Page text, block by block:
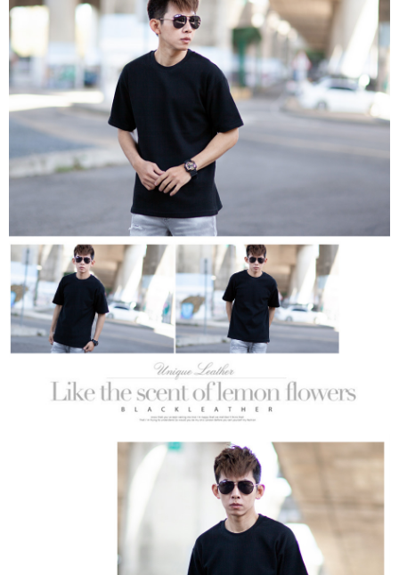
１．於結帳方式選擇「AFTEE先享後付」後，將跳轉至「AFTEE先享後付」
結帳頁面，進行簡訊認證並確認金額後，即可完成結帳。
２．訂單成立數日內，您將收到繳費通知簡訊。
３．收到繳費通知簡訊後14天內，點擊此簡訊中的連結，可透過四大超商／
ATM／網路銀行／等多元方式進行付款，方視為交易完成。
※ 請注意：結帳手續完成當下不需立刻繳費，但若您需要取消訂單，請聯絡
購買商品的店家。未經商家同意取消之訂單仍視為有效，需透過AFTEE先享
後付繳納相關費用。
※ 交易是否成功請以「AFTEE先享後付 」之結帳頁面顯示為準，若有關於
是否繳費成功／繳費後需取消欲退款等相關疑問，請聯繫「AFTEE先享後付
客戶支援中心」https://netprotections.freshdesk.com/support/home
１．透過由恩沛科技股份有限公司提供之「AFTEE先享後付」服務完成之交
易，需依本服務之必要範圍內提供個人資料，並將交易相關給付款項請求債
權轉讓予恩沛科技股份有限公司。
２．關於個人資料處理事宜，請瀏覽以下網址：
https://aftee.tw/terms/#terms3
３．未成年的使用者請事先徵得法定代理人或監護人之同意方可使用
「AFTEE先享後付」，若未經同意申辦者引起之損失，本公司不負相關責
任。
４．使用「AFTEE先享後付」時，將依據個別帳號之用戶狀況，依本公司即
時審查核予不同之上限額度；若仍有額度不足之情形，本公司將視審查結果
５．嚴禁一人註冊多個帳號或使用他人資訊註冊。若發現惡意使用之情形，
恩沛科技股份有限公司將有權停止該用戶之使用額度並採取法律行動。
先付款後全家取貨
每筆NT$80，滿NT$1,800(含以上)免運費
7-11付款取貨
每筆NT$80，滿NT$1,800(含以上)免運費
先付款後7-11取貨
每筆NT$80，滿NT$1,800(含以上)免運費
每筆NT$120，滿NT$3,000(含以上)免運費